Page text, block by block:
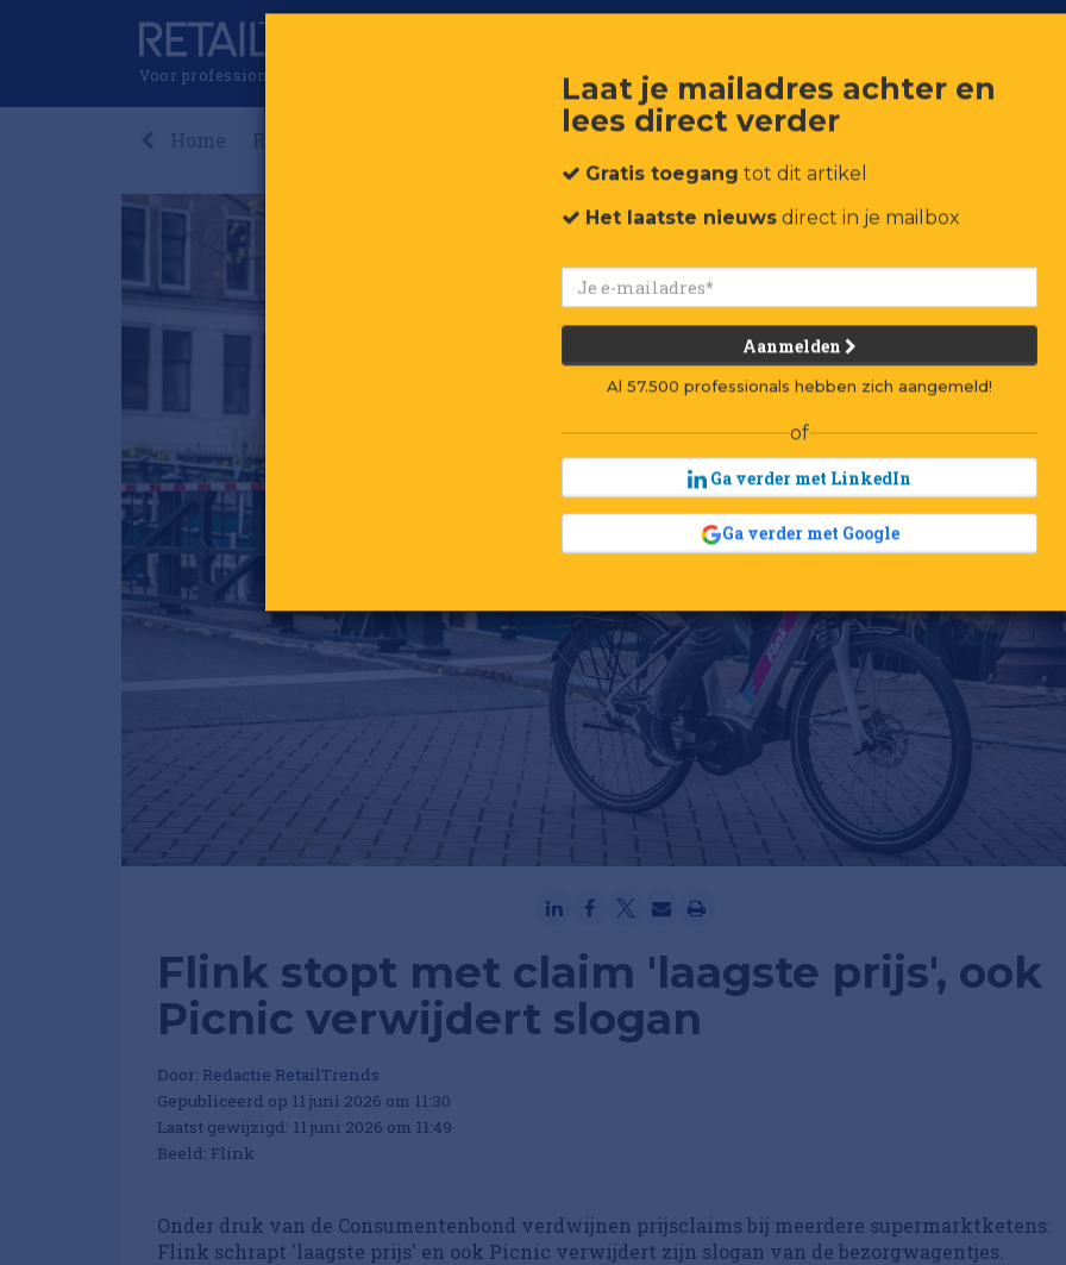
Voor professionals in retail & brands
Home Recent Events Connect Jobs
Flink stopt met claim 'laagste prijs', ook
Picnic verwijdert slogan
Door: Redactie RetailTrends
Gepubliceerd op 11 juni 2026 om 11:30
Laatst gewijzigd: 11 juni 2026 om 11:49
Beeld: Flink
Onder druk van de Consumentenbond verdwijnen prijsclaims bij meerdere supermarktketens:
Flink schrapt 'laagste prijs' en ook Picnic verwijdert zijn slogan van de bezorgwagentjes.
Laat je mailadres achter en
lees direct verder
Aanmelden
of
Ga verder met LinkedIn
Ga verder met Google